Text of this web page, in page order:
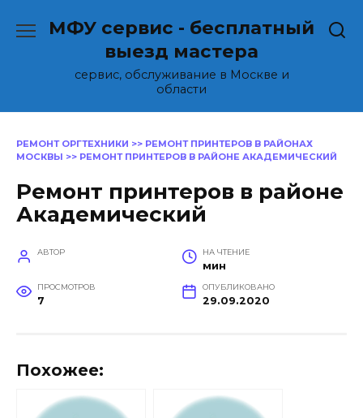
МФУ сервис - бесплатный
выезд мастера
сервис, обслуживание в Москве и
области
РЕМОНТ ОРГТЕХНИКИ >> РЕМОНТ ПРИНТЕРОВ В РАЙОНАХ
МОСКВЫ >> РЕМОНТ ПРИНТЕРОВ В РАЙОНЕ АКАДЕМИЧЕСКИЙ
Ремонт принтеров в районе
Академический
АВТОР НА ЧТЕНИЕ
мин
ПРОСМОТРОВ
7
ОПУБЛИКОВАНО
29.09.2020
Похожее: